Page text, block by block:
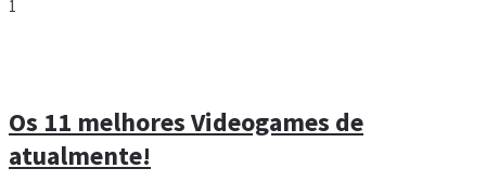
1
Os 11 melhores Videogames de
atualmente!